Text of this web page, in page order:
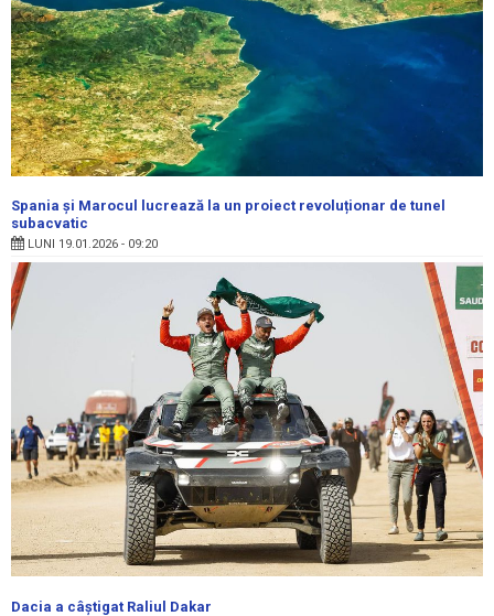
Spania și Marocul lucrează la un proiect revoluționar de tunel
subacvatic
LUNI 19.01.2026 - 09:20
Dacia a câștigat Raliul Dakar